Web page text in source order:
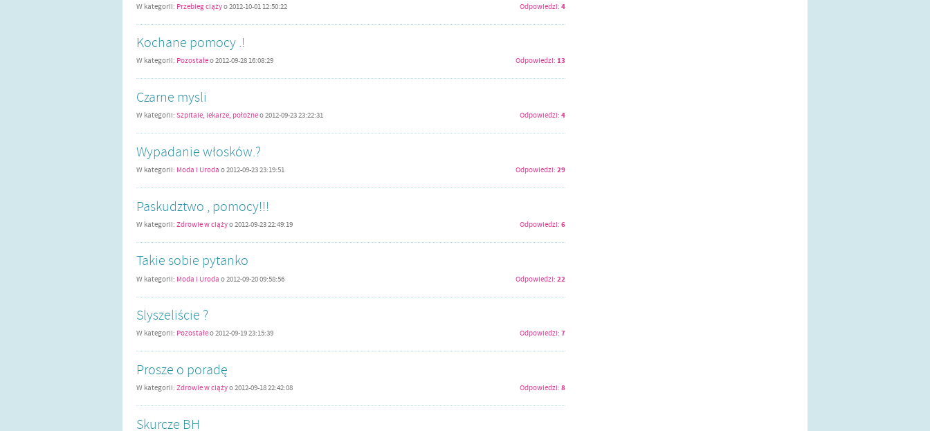
W kategorii: Przebieg ciążyo2012-10-01 12:50:22 Odpowiedzi: 4
Kochane pomocy .!
W kategorii: Pozostałeo2012-09-28 16:08:29 Odpowiedzi: 13
Czarne mysli
W kategorii: Szpitale, lekarze, położneo2012-09-23 23:22:31 Odpowiedzi: 4
Wypadanie włosków.?
W kategorii: Moda i Uroda o2012-09-23 23:19:51 Odpowiedzi: 29
Paskudztwo , pomocy!!!
W kategorii: Zdrowie w ciążyo2012-09-23 22:49:19 Odpowiedzi: 6
Takie sobie pytanko
W kategorii: Moda i Uroda o2012-09-20 09:58:56 Odpowiedzi: 22
Slyszeliście ?
W kategorii: Pozostałeo2012-09-19 23:15:39 Odpowiedzi: 7
Prosze o poradę
W kategorii: Zdrowie w ciążyo2012-09-18 22:42:08 Odpowiedzi: 8
Skurcze BH